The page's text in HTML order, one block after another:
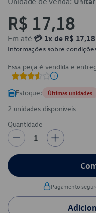
R$ 17,18
Em até 💳 1x de R$ 17,18
Informações sobre
Essa peça é vendida e
Estoque: Últimas unidades
2 unidades disponíveis
Quantidade
1
Pagamento